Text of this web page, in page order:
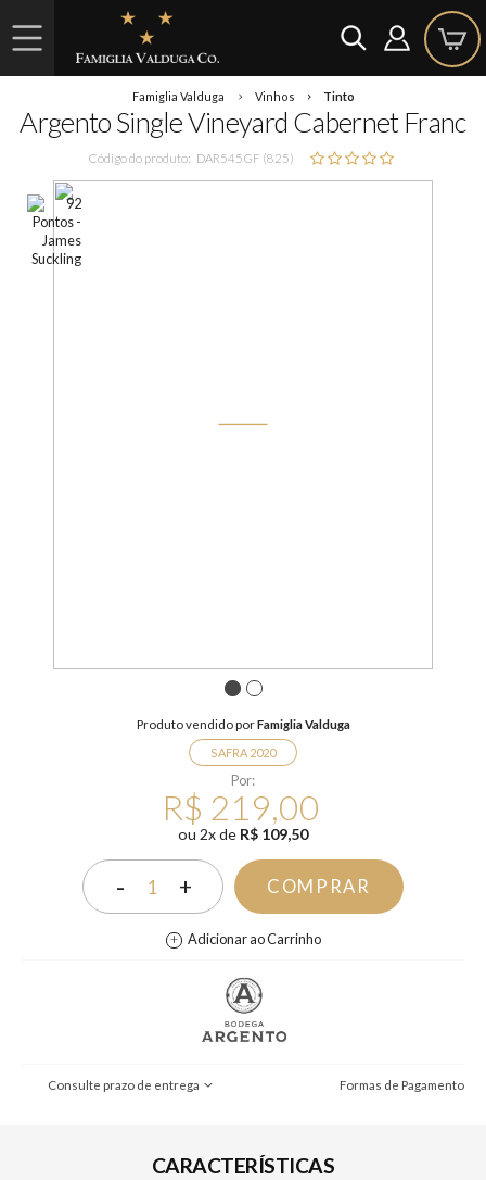
Famiglia Valduga Vinhos Tinto
Argento Single Vineyard Cabernet Franc
Código do produto: DAR545GF (825)
1 2
Produto vendido porFamiglia Valduga
SAFRA 2020
Por:
R$ 219,00
ou 2xde R$ 109,50
- 1 + COMPRAR
Adicionar ao Carrinho
Consulte prazo de entrega Formas de Pagamento
CARACTERÍSTICAS